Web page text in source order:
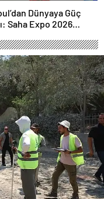
Dünyaya Güç
Saha Expo 2026